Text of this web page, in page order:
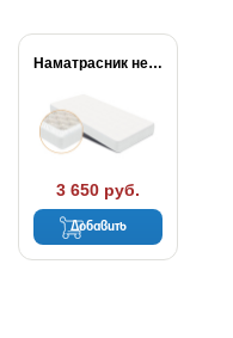
Наматрасник непромокаемый Dry
3 650 руб.
Добавить